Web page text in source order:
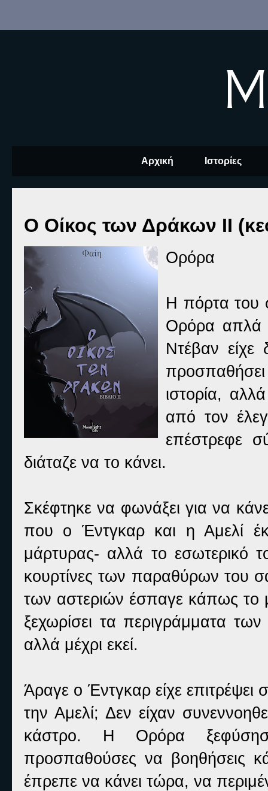
Αρχική Ιστορίες
Ο Οίκος των Δράκων ΙΙ
Ορόρα
Η πόρτα του
Ορόρα απλά
Ντέβαν είχε
ιστορία,
από τον
επέστρεφε
διάταζε να το κάνει.
Σκέφτηκε να φωνάξει για να
που ο Έντγκαρ και η Αμελί
μάρτυρας- αλλά το εσωτερικό
κουρτίνες των παραθύρων του
των αστεριών έσπαγε κάπως
ξεχωρίσει τα περιγράμματα
αλλά μέχρι εκεί.
Άραγε ο Έντγκαρ είχε
την Αμελί; Δεν είχαν
κάστρο. Η Ορόρα
προσπαθούσες να βοηθήσεις
έπρεπε να κάνει τώρα, να